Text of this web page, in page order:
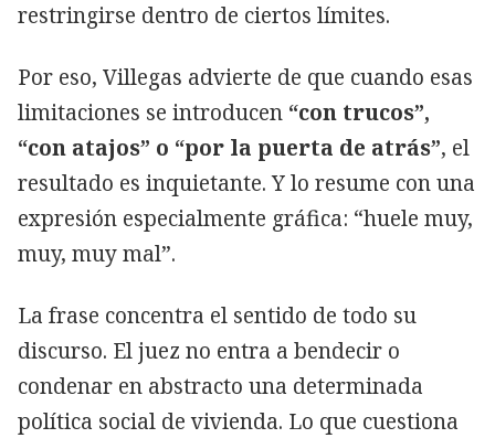
restringirse dentro de ciertos límites.
Por eso, Villegas advierte de que cuando esas
limitaciones se introducen “con trucos”,
“con atajos” o “por la puerta de atrás”, el
resultado es inquietante. Y lo resume con una
expresión especialmente gráfica: “huele muy,
muy, muy mal”.
La frase concentra el sentido de todo su
discurso. El juez no entra a bendecir o
condenar en abstracto una determinada
política social de vivienda. Lo que cuestiona